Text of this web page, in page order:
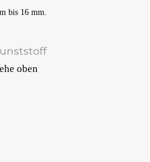
bis 16 mm.
oben